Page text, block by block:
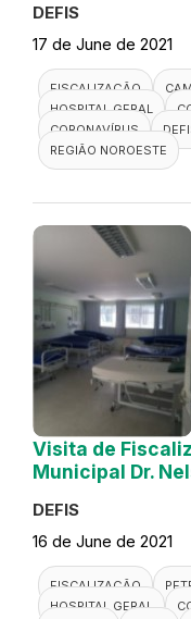
DEFIS
17 de June de 2021
FISCALIZAÇÃO
HOSPITAL GERAL
CORONAVÍRUS
REGIÃO NOROESTE
Visita de
Municipal Dr.
DEFIS
16 de June de 2021
FISCALIZAÇÃO
HOSPITAL GERAL